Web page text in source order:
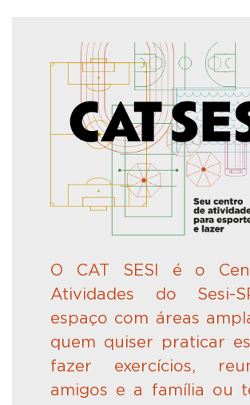
O CAT SESI é o
Atividades do Sesi-
espaço com áreas
quem quiser praticar
fazer exercícios,
amigos e a família ou